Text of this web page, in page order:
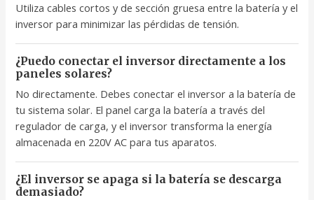
Utiliza cables cortos y de sección gruesa entre la batería y el
inversor para minimizar las pérdidas de tensión.
¿Puedo conectar el inversor directamente a los
paneles solares?
No directamente. Debes conectar el inversor a la batería de
tu sistema solar. El panel carga la batería a través del
regulador de carga, y el inversor transforma la energía
almacenada en 220V AC para tus aparatos.
¿El inversor se apaga si la batería se descarga
demasiado?